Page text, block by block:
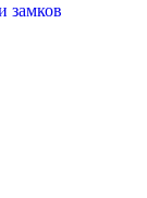
замков